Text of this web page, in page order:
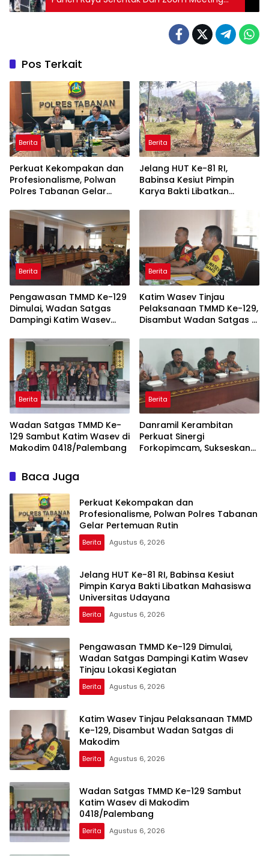
Bersama Para Petani Di Blitar
Pos Terkait
Berita
Perkuat Kekompakan dan
Profesionalisme, Polwan
Polres Tabanan Gelar
Berita
Jelang HUT Ke-81 RI,
Babinsa Kesiut Pimpin
Karya Bakti Libatkan
Udayana
Berita
Pengawasan TMMD Ke-129
Dimulai, Wadan Satgas
Dampingi Katim Wasev
Berita
Katim Wasev Tinjau
Pelaksanaan TMMD Ke-129,
Disambut Wadan Satgas di
Berita
Wadan Satgas TMMD Ke-
129 Sambut Katim Wasev di
Makodim 0418/Palembang
Berita
Danramil Kerambitan
Perkuat Sinergi
Forkopimcam, Sukseskan
Baca Juga
Perkuat Kekompakan dan
Profesionalisme, Polwan Polres Tabanan
Gelar Pertemuan Rutin
Berita Agustus 6, 2026
Jelang HUT Ke-81 RI, Babinsa Kesiut
Pimpin Karya Bakti Libatkan Mahasiswa
Universitas Udayana
Berita Agustus 6, 2026
Pengawasan TMMD Ke-129 Dimulai,
Wadan Satgas Dampingi Katim Wasev
Tinjau Lokasi Kegiatan
Berita Agustus 6, 2026
Katim Wasev Tinjau Pelaksanaan TMMD
Ke-129, Disambut Wadan Satgas di
Makodim
Berita Agustus 6, 2026
Wadan Satgas TMMD Ke-129 Sambut
Katim Wasev di Makodim
0418/Palembang
Berita Agustus 6, 2026